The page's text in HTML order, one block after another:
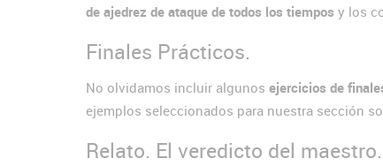
de ajedrez de ataque de todos los tiempos y los
Finales Prácticos.
No olvidamos incluir algunos ejercicios de
ejemplos seleccionados para nuestra sección
Relato. El veredicto del